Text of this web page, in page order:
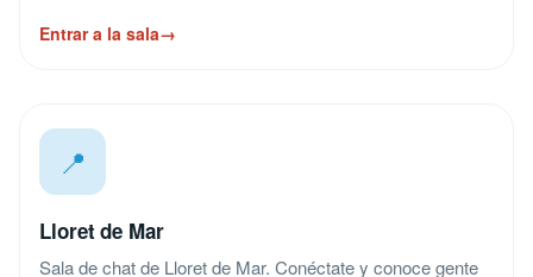
Entrar a la sala→
📍
Lloret de Mar
Sala de chat de Lloret de Mar. Conéctate y conoce gente